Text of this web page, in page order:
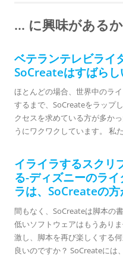
... に興味がある
ベテランテレビライ
SoCreateはすばら
ほとんどの場合、世界中のラ
するまで、SoCreateをラップ
クセスを求めている方が多か
うにワクワクしています。 私
かし、大きくなる進む前に、
れていることを確認する必要
ベテランであるロスブラウン
グソフトウェアを日常的なツ
門家にインタビューします。
ー、およびアンティオキア大
です...
イライラするスクリ
る-ディズニーのラ
ラは、SoCreateの
間もなく、SoCreateは脚本の
低いソフトウェアはもうあり
激し、脚本を再び楽しくする
良いのですか？ SoCreateには